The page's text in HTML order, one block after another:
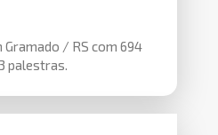
Gramado / RS com 694
palestras.